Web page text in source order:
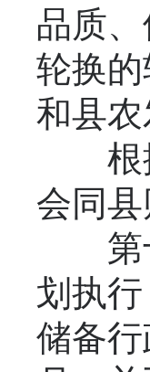
品质
轮换
和县
根据
会同
第十
划执
储备